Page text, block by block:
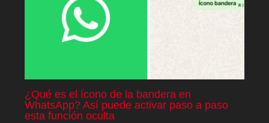
¿Qué es el ícono de la bandera en
WhatsApp? Así puede activar paso a paso
esta función oculta